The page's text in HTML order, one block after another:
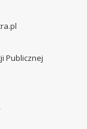
Publicznej